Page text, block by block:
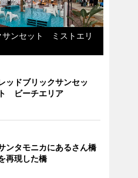
サンセット ミストエリ
ッドブリックサンセッ
ト ビーチエリア
ンタモニカにあるさん橋
再現した橋